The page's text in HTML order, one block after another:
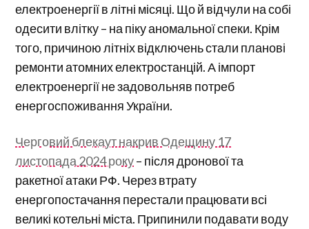
електроенергії в літні місяці. Що й відчули на собі
одесити влітку – на піку аномальної спеки. Крім
того, причиною літніх відключень стали планові
ремонти атомних електростанцій. А імпорт
електроенергії не задовольняв потреб
енергоспоживання України.
Черговий блекаут накрив Одещину 17
листопада 2024 року– після дронової та
ракетної атаки РФ. Через втрату
енергопостачання перестали працювати всі
великі котельні міста. Припинили подавати воду